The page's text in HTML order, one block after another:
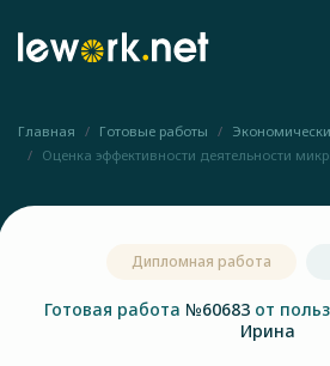
Главная Готовые работы
Оценка эффективности деятельности
Дипломная работа
Готовая работа №60683 от
Ирина